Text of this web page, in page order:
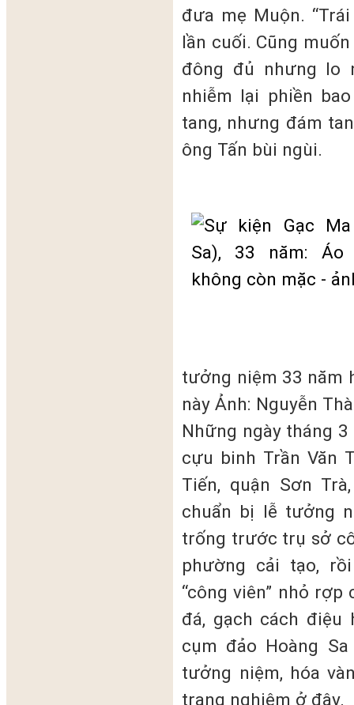
đưa mẹ Muộn.
lần cuối. Cũng
đông đủ nhưng lo
nhiễm lại phiền
tang, nhưng đám
ông Tấn bùi ngùi.
tưởng niệm 33 năm
này Ảnh: Nguyễn
Những ngày tháng
cựu binh Trần Văn
Tiến, quận Sơn
chuẩn bị lễ tưởng
trống trước trụ sở
phường cải tạo,
“công viên” nhỏ
đá, gạch cách điệu
cụm đảo Hoàng
tưởng niệm, hóa
trang nghiêm ở đây.